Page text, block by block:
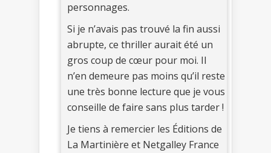
personnages.
Si je n’avais pas trouvé la fin aussi
abrupte, ce thriller aurait été un
gros coup de cœur pour moi. Il
n’en demeure pas moins qu’il reste
une très bonne lecture que je vous
conseille de faire sans plus tarder !
Je tiens à remercier les Éditions de
La Martinière et Netgalley France